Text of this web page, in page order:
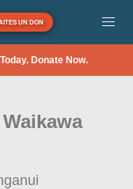
UN DON
Donate Now.